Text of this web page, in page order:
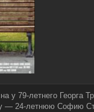
у 79-летнего Георга
— 24-летнюю Софию